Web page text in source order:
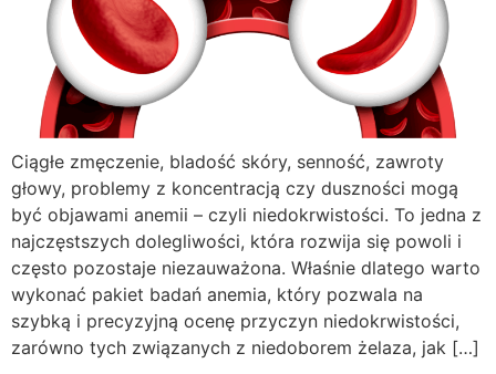
Ciągłe zmęczenie, bladość skóry, senność, zawroty
głowy, problemy z koncentracją czy duszności mogą
być objawami anemii – czyli niedokrwistości. To jedna z
najczęstszych dolegliwości, która rozwija się powoli i
często pozostaje niezauważona. Właśnie dlatego warto
wykonać pakiet badań anemia, który pozwala na
szybką i precyzyjną ocenę przyczyn niedokrwistości,
zarówno tych związanych z niedoborem żelaza, jak […]